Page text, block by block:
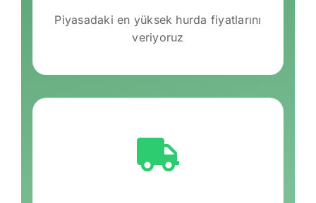
Piyasadaki en yüksek hurda fiyatlarını
veriyoruz